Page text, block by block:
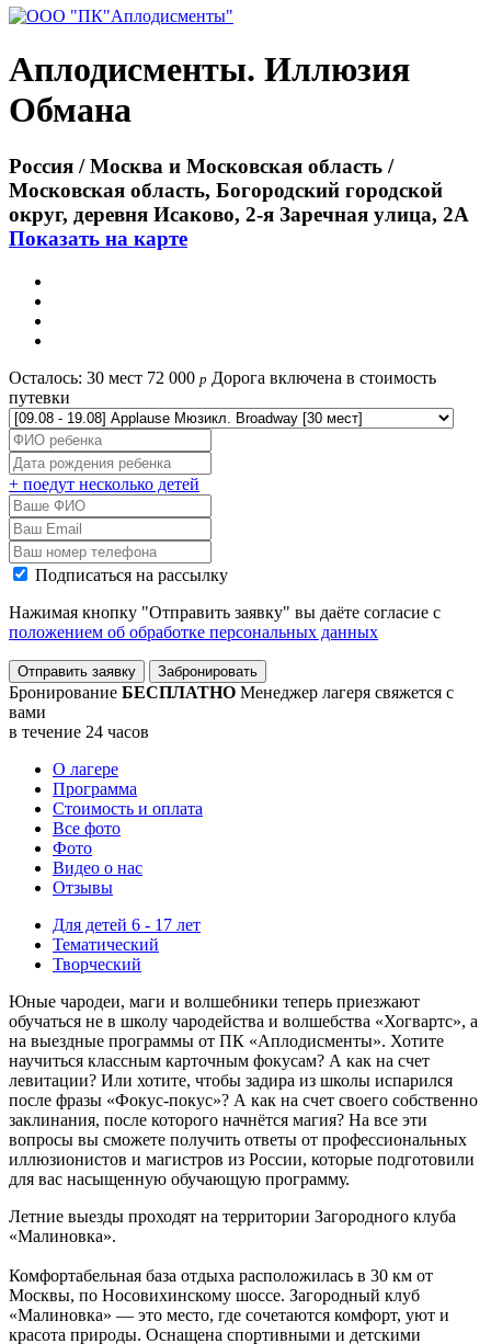
Аплодисменты. Иллюзия
Обмана
Россия / Москва и Московская область /
Московская область, Богородский городской
округ, деревня Исаково, 2-я Заречная улица, 2А
Показать на карте
Осталось: 30 мест 72 000 p Дорога включена в стоимость
путевки
+ поедут несколько детей
Подписаться на рассылку
Нажимая кнопку "Отправить заявку" вы даёте согласие с
положением об обработке персональных данных
Отправить заявку Забронировать
Бронирование БЕСПЛАТНО Менеджер лагеря свяжется с
вами
в течение 24 часов
О лагере
Программа
Стоимость и оплата
Все фото
Фото
Видео о нас
Отзывы
Для детей 6 - 17 лет
Тематический
Творческий
Юные чародеи, маги и волшебники теперь приезжают
обучаться не в школу чародейства и волшебства «Хогвартс», а
на выездные программы от ПК «Аплодисменты». Хотите
научиться классным карточным фокусам? А как на счет
левитации? Или хотите, чтобы задира из школы испарился
после фразы «Фокус-покус»? А как на счет своего собственно
заклинания, после которого начнётся магия? На все эти
вопросы вы сможете получить ответы от профессиональных
иллюзионистов и магистров из России, которые подготовили
для вас насыщенную обучающую программу.
Летние выезды проходят на территории Загородного клуба
«Малиновка».
Комфортабельная база отдыха расположилась в 30 км от
Москвы, по Носовихинскому шоссе. Загородный клуб
«Малиновка» — это место, где сочетаются комфорт, уют и
красота природы. Оснащена спортивными и детскими